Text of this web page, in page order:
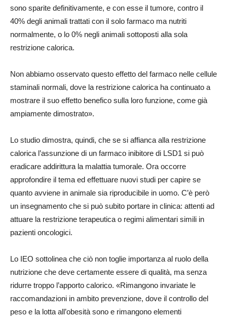
sono sparite definitivamente, e con esse il tumore, contro il
40% degli animali trattati con il solo farmaco ma nutriti
normalmente, o lo 0% negli animali sottoposti alla sola
restrizione calorica.
Non abbiamo osservato questo effetto del farmaco nelle cellule
staminali normali, dove la restrizione calorica ha continuato a
mostrare il suo effetto benefico sulla loro funzione, come già
ampiamente dimostrato».
Lo studio dimostra, quindi, che se si affianca alla restrizione
calorica l’assunzione di un farmaco inibitore di LSD1 si può
eradicare addirittura la malattia tumorale. Ora occorre
approfondire il tema ed effettuare nuovi studi per capire se
quanto avviene in animale sia riproducibile in uomo. C’è però
un insegnamento che si può subito portare in clinica: attenti ad
attuare la restrizione terapeutica o regimi alimentari simili in
pazienti oncologici.
Lo IEO sottolinea che ciò non toglie importanza al ruolo della
nutrizione che deve certamente essere di qualità, ma senza
ridurre troppo l’apporto calorico. «Rimangono invariate le
raccomandazioni in ambito prevenzione, dove il controllo del
peso e la lotta all’obesità sono e rimangono elementi